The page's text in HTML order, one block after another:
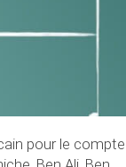
pour le compte